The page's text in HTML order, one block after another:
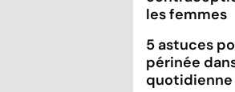
les femmes
5 astuces
périnée
quotidienne